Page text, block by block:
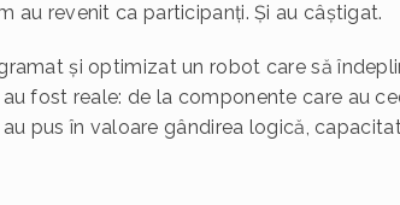
au revenit ca participanți. Și au câștigat.
și optimizat un robot care să
fost reale: de la componente care au
pus în valoare gândirea logică,